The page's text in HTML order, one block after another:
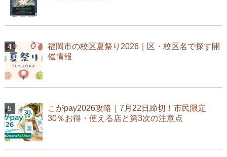
福岡市の校区夏祭り2026｜区・校区名で探す開
催情報
こがpay2026攻略｜7月22日締切！市民限定
30％お得・使える店と第3次の注意点